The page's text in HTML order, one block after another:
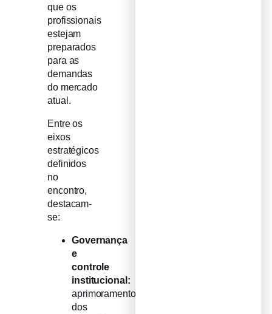
que os
profissionais
estejam
preparados
para as
demandas
do mercado
atual.
Entre os
eixos
estratégicos
definidos
no
encontro,
destacam-
se:
Governança
e
controle
institucional:
aprimoramento
dos